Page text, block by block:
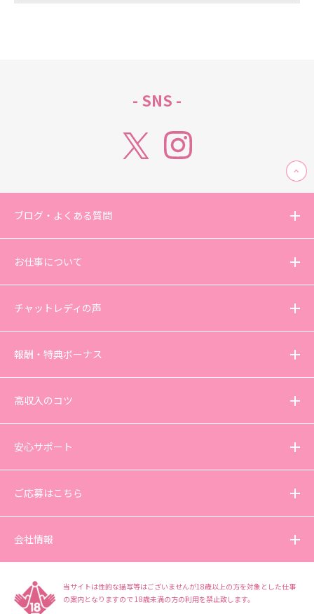
- SNS -
ブログ・よくある質問
お仕事について
チャットレディの声
報酬・特典ボーナス
高収入のコツ
安心サポート
ご応募はこちら
会社情報
当サイトは性的な描写等はございませんが18歳以上の方を対象とした仕事
の案内となりますので18歳未満の方の利用を禁止致します。